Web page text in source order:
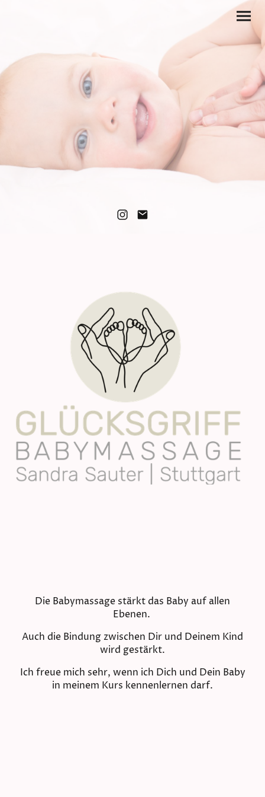
Die Babymassage stärkt das Baby auf allen
Ebenen.
Auch die Bindung zwischen Dir und Deinem Kind
wird gestärkt.
Ich freue mich sehr, wenn ich Dich und Dein Baby
in meinem Kurs kennenlernen darf.